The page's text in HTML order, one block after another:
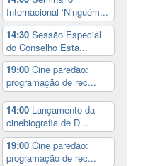
Internacional ‘Ninguém...
14:30Sessão Especial
do Conselho Esta...
19:00Cine paredão:
programação de rec...
14:00 Lançamento da
cinebiografia de D...
19:00Cine paredão:
programação de rec...